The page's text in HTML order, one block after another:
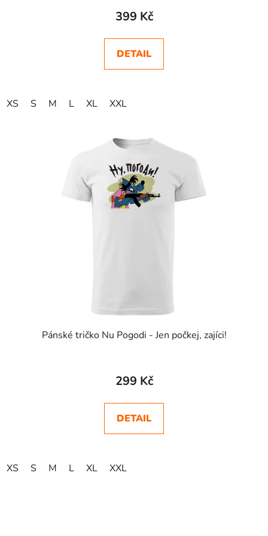
399 Kč
DETAIL
XS S M L XL XXL
Pánské tričko Nu Pogodi - Jen počkej, zajíci!
299 Kč
DETAIL
XS S M L XL XXL